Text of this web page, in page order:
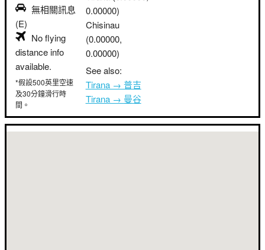
無相關訊息
(E)
No flying
distance info
available.
*假設500英里空速
及30分鐘滑行時
間。
0.00000)
Chisinau
(0.00000,
0.00000)
See also:
Tirana → 普吉
Tirana → 曼谷